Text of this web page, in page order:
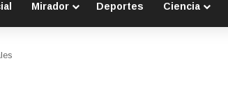
Mirador Deportes Ciencia